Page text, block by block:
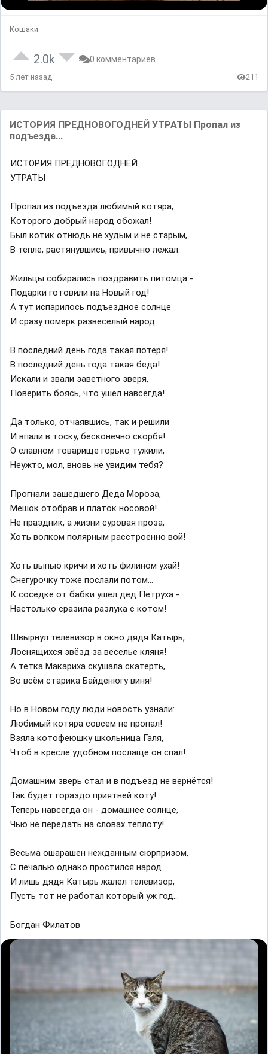
Кошаки
2.0k 0 комментариев
5 лет назад 211
ИСТОРИЯ ПРЕДНОВОГОДНЕЙ УТРАТЫ Пропал из
подъезда...
ИСТОРИЯ ПРЕДНОВОГОДНЕЙ
УТРАТЫ
Пропал из подъезда любимый котяра,
Которого добрый народ обожал!
Был котик отнюдь не худым и не старым,
В тепле, растянувшись, привычно лежал.
Жильцы собирались поздравить питомца -
Подарки готовили на Новый год!
А тут испарилось подъездное солнце
И сразу померк развесёлый народ.
В последний день года такая потеря!
В последний день года такая беда!
Искали и звали заветного зверя,
Поверить боясь, что ушёл навсегда!
Да только, отчаявшись, так и решили
И впали в тоску, бесконечно скорбя!
О славном товарище горько тужили,
Неужто, мол, вновь не увидим тебя?
Прогнали зашедшего Деда Мороза,
Мешок отобрав и платок носовой!
Не праздник, а жизни суровая проза,
Хоть волком полярным расстроенно вой!
Хоть выпью кричи и хоть филином ухай!
Снегурочку тоже послали потом...
К соседке от бабки ушёл дед Петруха -
Настолько сразила разлука с котом!
Швырнул телевизор в окно дядя Катырь,
Лоснящихся звёзд за веселье кляня!
А тётка Макариха скушала скатерть,
Во всём старика Байденюгу виня!
Но в Новом году люди новость узнали:
Любимый котяра совсем не пропал!
Взяла котофеюшку школьница Галя,
Чтоб в кресле удобном послаще он спал!
Домашним зверь стал и в подъезд не вернётся!
Так будет гораздо приятней коту!
Теперь навсегда он - домашнее солнце,
Чью не передать на словах теплоту!
Весьма ошарашен нежданным сюрпризом,
С печалью однако простился народ
И лишь дядя Катырь жалел телевизор,
Пусть тот не работал который уж год...
Богдан Филатов